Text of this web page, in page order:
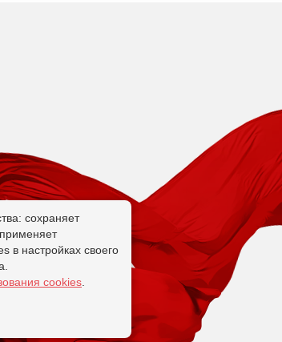
сохраняет
в настройках своего
cookies